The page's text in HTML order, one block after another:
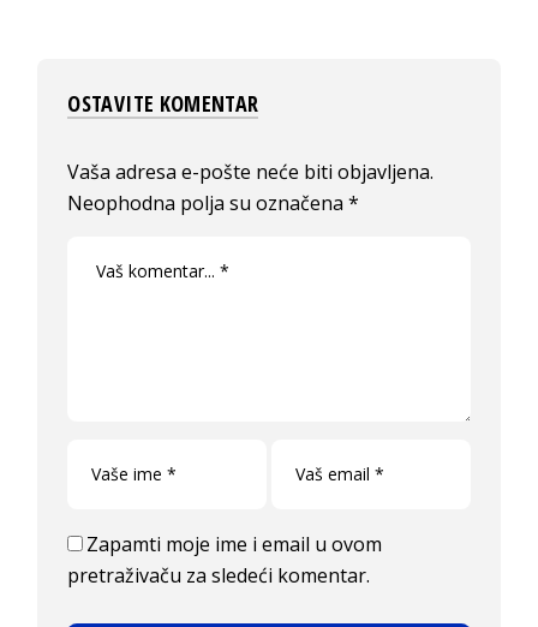
OSTAVITE KOMENTAR
Vaša adresa e-pošte neće biti objavljena.
Neophodna polja su označena*
Zapamti moje ime i email u ovom
pretraživaču za sledeći komentar.